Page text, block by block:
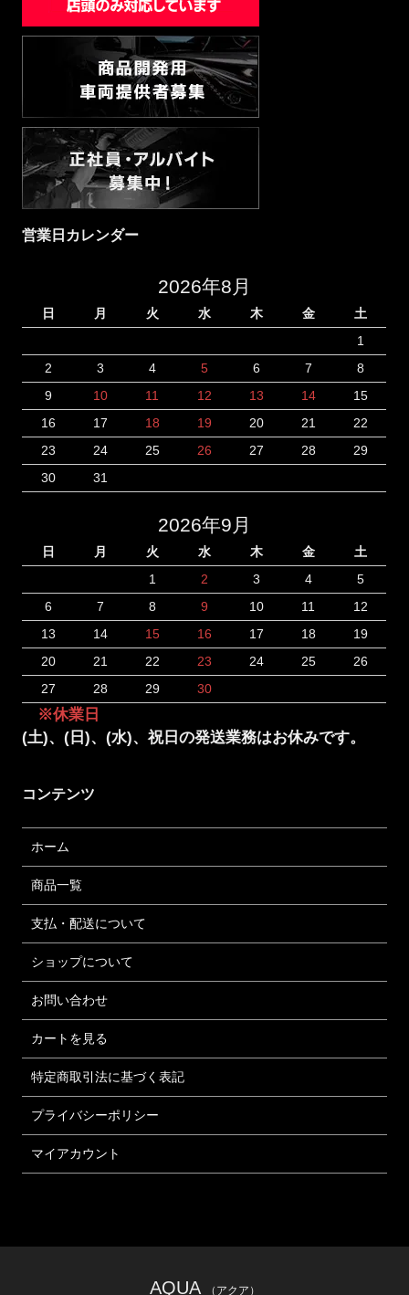
営業日カレンダー
2026年8月
日 月 火 水 木 金
土
1
2
3 4 5 6 7
8
9
10 11 12 13 14
15
16
17 18 19 20 21
22
23
24 25 26 27 28
29
30
31
2026年9月
日 月 火 水 木 金
土
1
2 3 4
5
6
7 8 9 10 11
12
13
14 15 16 17 18
19
20
21 22 23 24 25
26
27
28 29 30
※休業日
(土)、(日)、(水)、祝日の発送業務はお休みです。
コンテンツ
ホーム
商品一覧
支払・配送について
ショップについて
お問い合わせ
カートを見る
特定商取引法に基づく表記
プライバシーポリシー
マイアカウント
AQUA （アクア）